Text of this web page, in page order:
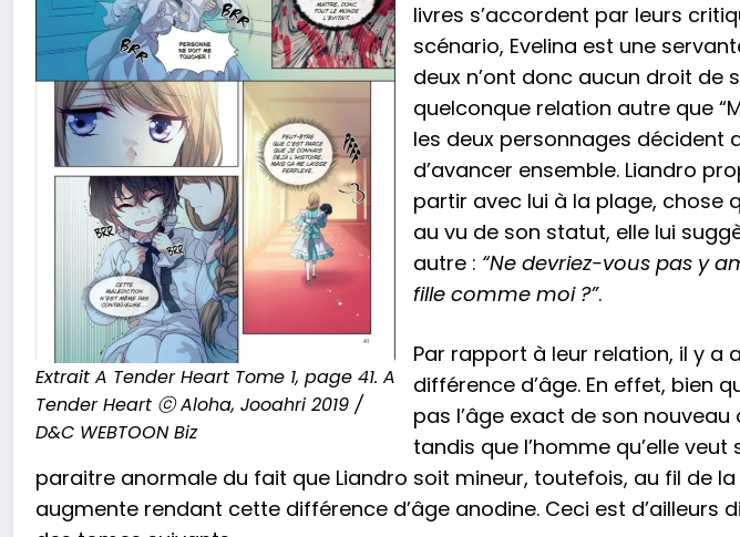
Extrait A Tender Heart Tome 1, page 41. A
Tender Heart ⓒ Aloha, Jooahri 2019 /
D&C WEBTOON Biz
livres s’accordent par leurs
scénario, Evelina est une
deux n’ont donc aucun droit de
quelconque relation autre que
les deux personnages décident
d’avancer ensemble. Liandro
partir avec lui à la plage, chose
au vu de son statut, elle lui
autre : “Ne devriez-vous pas y
fille comme moi ?”.
Par rapport à leur relation, il y a
différence d’âge. En effet, bien
pas l’âge exact de son
tandis que l’homme qu’elle veut
paraitre anormale du fait que Liandro soit mineur, toutefois, au fil de la
augmente rendant cette différence d’âge anodine. Ceci est d’ailleurs